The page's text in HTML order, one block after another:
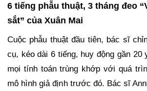
6 tiếng phẫu thuật, 3 tháng đeo
sắt” của Xuân Mai
Cuộc phẫu thuật đầu tiên, bác sĩ
cụ, kéo dài 6 tiếng, huy động gần 20
mọi tính toán trùng khớp với quá
mô hình giả định trước đó. Bác sĩ